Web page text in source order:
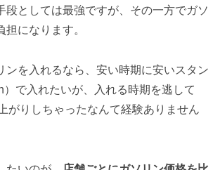
段としては最強ですが、その一方でガソ
担になります。
ンを入れるなら、安い時期に安いスタン
）で入れたいが、入れる時期を逃して
がりしちゃったなんて経験ありません